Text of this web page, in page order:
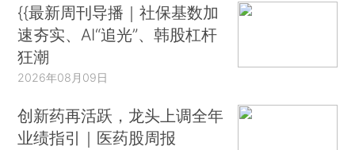
{{最新周刊导播｜社保基数加
速夯实、AI“追光”、韩股杠杆
狂潮
2026年08月09日
创新药再活跃，龙头上调全年
业绩指引｜医药股周报